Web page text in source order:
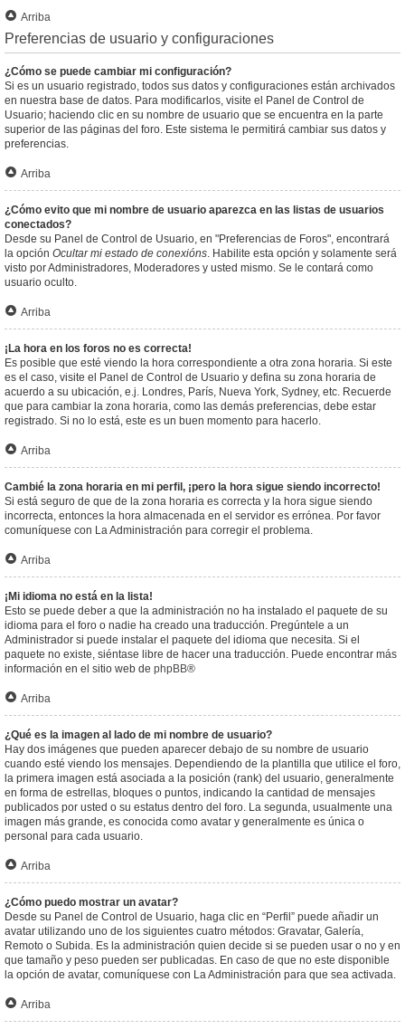
Arriba
Preferencias de usuario y configuraciones
¿Cómo se puede cambiar mi configuración?
Si es un usuario registrado, todos sus datos y configuraciones están archivados
en nuestra base de datos. Para modificarlos, visite el Panel de Control de
Usuario; haciendo clic en su nombre de usuario que se encuentra en la parte
superior de las páginas del foro. Este sistema le permitirá cambiar sus datos y
preferencias.
Arriba
¿Cómo evito que mi nombre de usuario aparezca en las listas de usuarios
conectados?
Desde su Panel de Control de Usuario, en "Preferencias de Foros", encontrará
la opción Ocultar mi estado de conexións. Habilite esta opción y solamente será
visto por Administradores, Moderadores y usted mismo. Se le contará como
usuario oculto.
Arriba
¡La hora en los foros no es correcta!
Es posible que esté viendo la hora correspondiente a otra zona horaria. Si este
es el caso, visite el Panel de Control de Usuario y defina su zona horaria de
acuerdo a su ubicación, e.j. Londres, París, Nueva York, Sydney, etc. Recuerde
que para cambiar la zona horaria, como las demás preferencias, debe estar
registrado. Si no lo está, este es un buen momento para hacerlo.
Arriba
Cambié la zona horaria en mi perfil, ¡pero la hora sigue siendo incorrecto!
Si está seguro de que de la zona horaria es correcta y la hora sigue siendo
incorrecta, entonces la hora almacenada en el servidor es errónea. Por favor
comuníquese con La Administración para corregir el problema.
Arriba
¡Mi idioma no está en la lista!
Esto se puede deber a que la administración no ha instalado el paquete de su
idioma para el foro o nadie ha creado una traducción. Pregúntele a un
Administrador si puede instalar el paquete del idioma que necesita. Si el
paquete no existe, siéntase libre de hacer una traducción. Puede encontrar más
información en el sitio web de phpBB®
Arriba
¿Qué es la imagen al lado de mi nombre de usuario?
Hay dos imágenes que pueden aparecer debajo de su nombre de usuario
cuando esté viendo los mensajes. Dependiendo de la plantilla que utilice el foro,
la primera imagen está asociada a la posición (rank) del usuario, generalmente
en forma de estrellas, bloques o puntos, indicando la cantidad de mensajes
publicados por usted o su estatus dentro del foro. La segunda, usualmente una
imagen más grande, es conocida como avatar y generalmente es única o
personal para cada usuario.
Arriba
¿Cómo puedo mostrar un avatar?
Desde su Panel de Control de Usuario, haga clic en “Perfil” puede añadir un
avatar utilizando uno de los siguientes cuatro métodos: Gravatar, Galería,
Remoto o Subida. Es la administración quien decide si se pueden usar o no y en
que tamaño y peso pueden ser publicadas. En caso de que no este disponible
la opción de avatar, comuníquese con La Administración para que sea activada.
Arriba